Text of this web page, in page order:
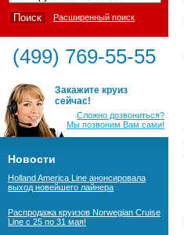
Расширенный поиск
(499) 769-55-55
Закажите круиз
сейчас!
Сложно дозвониться?
Мы позвоним Вам сами!
Новости
Holland America Line анонсировала
выход новейшего лайнера
Распродажа круизов Norwegian Cruise
Line с 25 по 31 мая!